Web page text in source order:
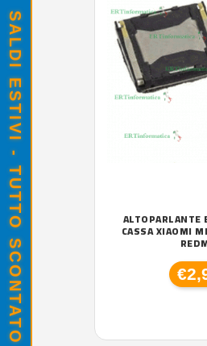
ALTOPARLANTE
CASSA XIAOMI
SALDI ESTIVI - TUTTO SCONTATO